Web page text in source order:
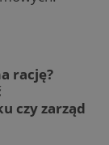
rację?
czy zarząd